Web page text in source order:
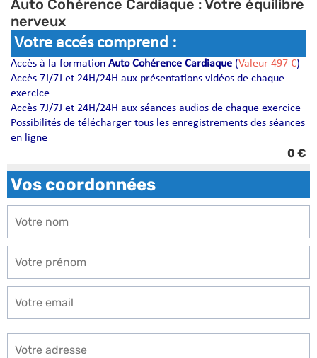
Auto Cohérence Cardiaque : Votre équilibre
nerveux
Votre accés comprend :
Accès à la formation Auto Cohérence Cardiaque (Valeur 497 €)
Accès 7J/7J et 24H/24H aux présentations vidéos de chaque
exercice
Accès 7J/7J et 24H/24H aux séances audios de chaque exercice
Possibilités de télécharger tous les enregistrements des séances
en ligne
0 €
Vos coordonnées